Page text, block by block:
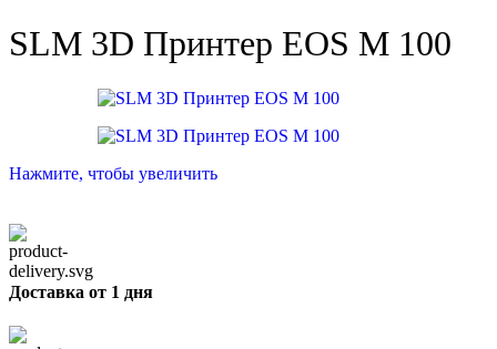
SLM 3D Принтер EOS M 100
Нажмите, чтобы увеличить
Доставка от 1 дня